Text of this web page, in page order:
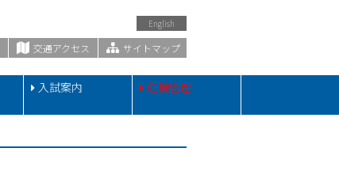
English
交通アクセス サイトマップ
入試案内 危機管理